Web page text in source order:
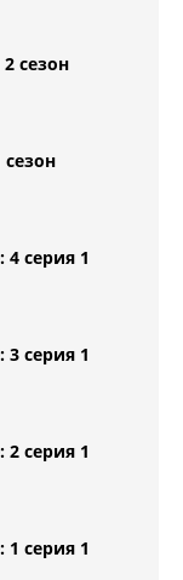
сезон
4 серия 1
3 серия 1
2 серия 1
1 серия 1